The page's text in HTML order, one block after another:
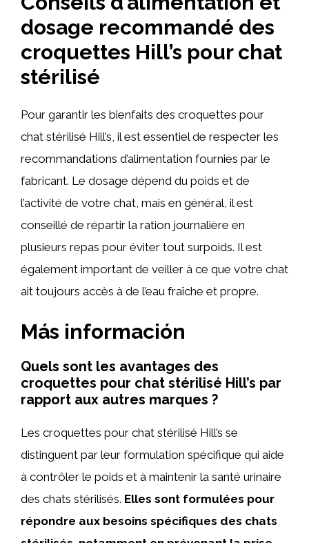
dosage recommandé des
croquettes Hill’s pour chat
stérilisé
Pour garantir les bienfaits des croquettes pour
chat stérilisé Hill’s, il est essentiel de respecter les
recommandations d’alimentation fournies par le
fabricant. Le dosage dépend du poids et de
l’activité de votre chat, mais en général, il est
conseillé de répartir la ration journalière en
plusieurs repas pour éviter tout surpoids. Il est
également important de veiller à ce que votre chat
ait toujours accès à de l’eau fraîche et propre.
Más información
Quels sont les avantages des
croquettes pour chat stérilisé Hill’s par
rapport aux autres marques ?
Les croquettes pour chat stérilisé Hill’s se
distinguent par leur formulation spécifique qui aide
à contrôler le poids et à maintenir la santé urinaire
des chats stérilisés. Elles sont formulées pour
répondre aux besoins spécifiques des chats